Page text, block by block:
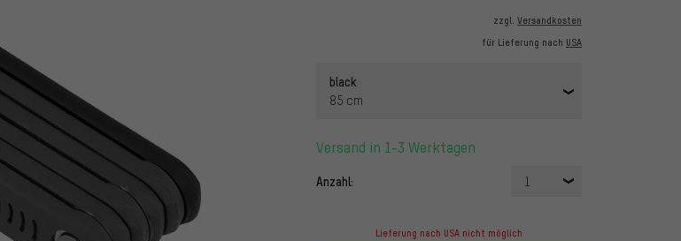
zzgl. Versandkosten
für Lieferung nach USA
black
85 cm
Versand in 1-3 Werktagen
Anzahl: 1
Lieferung nach USA nicht möglich